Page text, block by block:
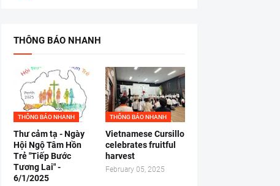
THÔNG BÁO NHANH
THÔNG BÁO NHANH
Thư cảm tạ - Ngày
Hội Ngộ Tâm Hồn
Trẻ "Tiếp Bước
Tương Lai" -
6/1/2025
THÔNG BÁO NHANH
Vietnamese Cursillo
celebrates fruitful
harvest
February 05, 2025